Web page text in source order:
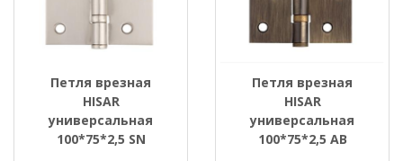
Петля врезная
HISAR
универсальная
100*75*2,5 SN
Петля врезная
HISAR
универсальная
100*75*2,5 AB